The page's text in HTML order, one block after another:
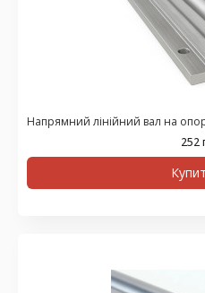
Напрямний лінійний вал на
252